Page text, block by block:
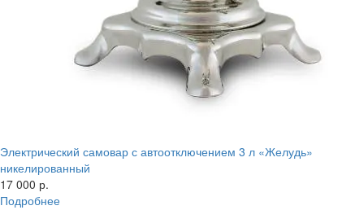
Электрический самовар с автоотключением 3 л «Желудь»
никелированный
17 000 р.
Подробнее